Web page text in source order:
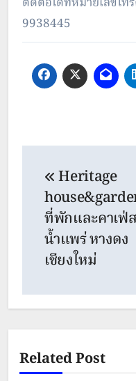
9938445
Heritage
ที่พักและคาเฟ่
น้ำแพร่ หางดง
เชียงใหม่
Related Post